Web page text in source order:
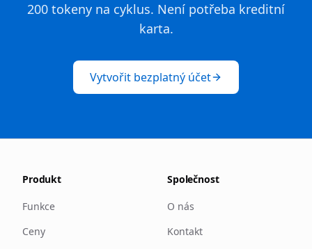
200 tokeny na cyklus. Není potřeba kreditní
karta.
Vytvořit bezplatný účet
Produkt
Funkce
Ceny
Společnost
O nás
Kontakt